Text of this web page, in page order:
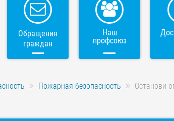
Обращения
граждан
Наш
профсоюз
Пожарная безопасность Останови